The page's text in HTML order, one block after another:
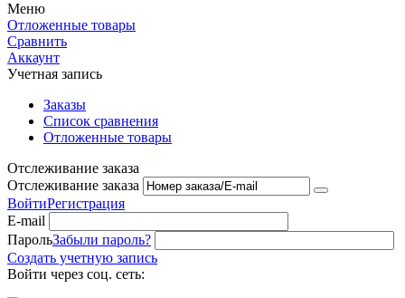
Меню
Отложенные товары
Сравнить
Аккаунт
Учетная запись
Заказы
Список сравнения
Отложенные товары
Отслеживание заказа
Отслеживание заказа
ВойтиРегистрация
E-mail
ПарольЗабыли пароль?
Создать учетную запись
Войти через соц. сеть: